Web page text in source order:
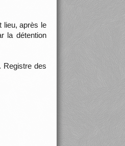
lieu, après le
la détention
Registre des